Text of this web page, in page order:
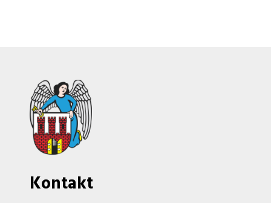
Kontakt